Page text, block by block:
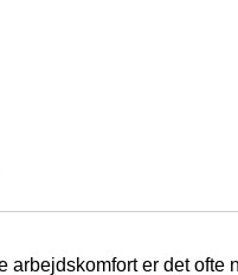
arbejdskomfort er det